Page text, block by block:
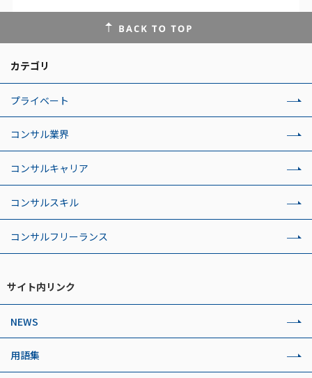
カテゴリ
プライベート
コンサル業界
コンサルキャリア
コンサルスキル
コンサルフリーランス
サイト内リンク
NEWS
用語集